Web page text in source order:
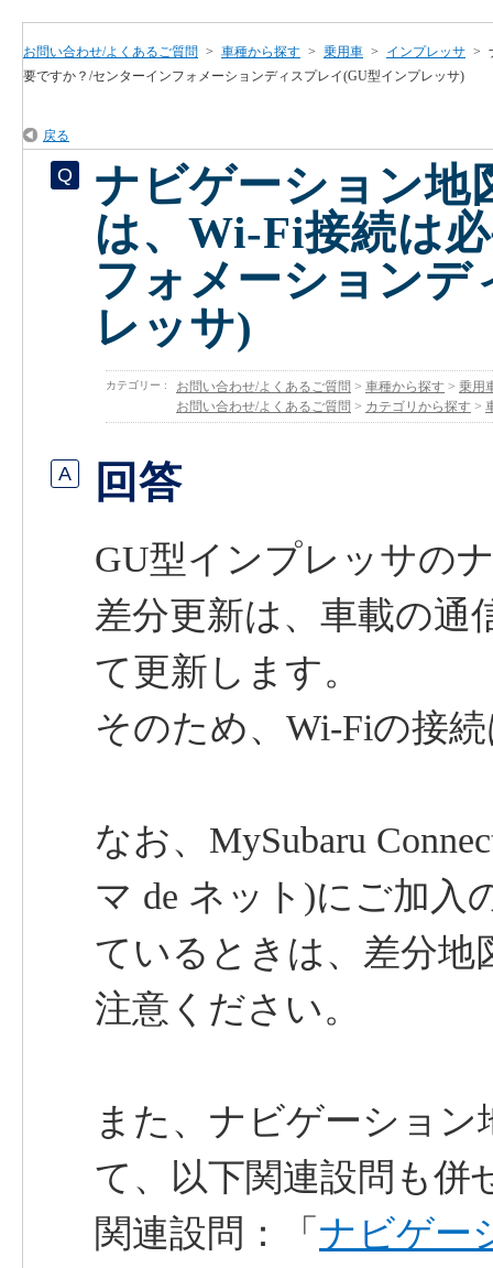
お問い合わせ/よくあるご質問 > 車種から探す > 乗用車 > インプレッサ >
要ですか？/センターインフォメーションディスプレイ(GU型インプレッサ)
戻る
ナビゲーション地
は、Wi-Fi接続は
フォメーション
レッサ)
カテゴリー : お問い合わせ/よくあるご質問 > 車種から探す > 乗用
お問い合わせ/よくあるご質問 > カテゴリから探す >
回答
GU型インプレッサの
差分更新は、車載の通
て更新します。
そのため、Wi-Fiの接
なお、MySubaru
マ de ネット)にご加入
ているときは、差分
注意ください。
また、ナビゲーショ
て、以下関連設問も併
関連設問：「 ナビゲー